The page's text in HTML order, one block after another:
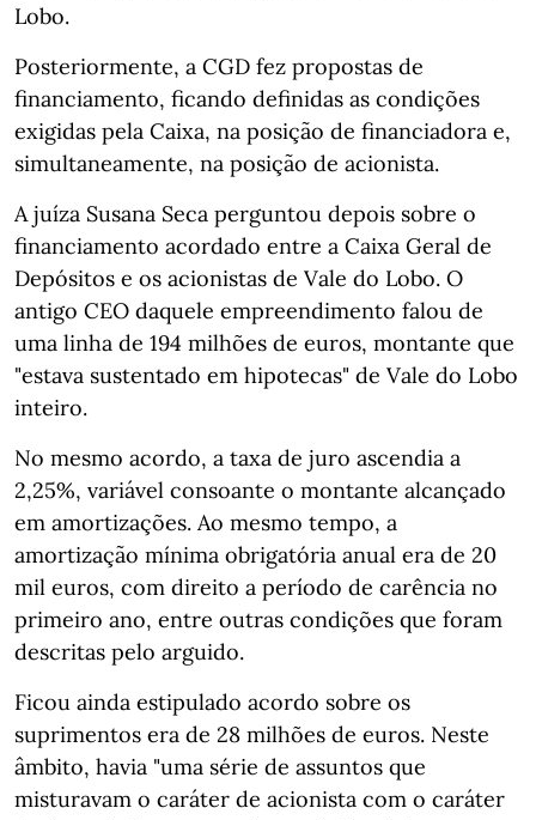
Lobo.
Posteriormente, a CGD fez propostas de
financiamento, ficando definidas as condições
exigidas pela Caixa, na posição de financiadora e,
simultaneamente, na posição de acionista.
A juíza Susana Seca perguntou depois sobre o
financiamento acordado entre a Caixa Geral de
Depósitos e os acionistas de Vale do Lobo. O
antigo CEO daquele empreendimento falou de
uma linha de 194 milhões de euros, montante que
"estava sustentado em hipotecas" de Vale do Lobo
inteiro.
No mesmo acordo, a taxa de juro ascendia a
2,25%, variável consoante o montante alcançado
em amortizações. Ao mesmo tempo, a
amortização mínima obrigatória anual era de 20
mil euros, com direito a período de carência no
primeiro ano, entre outras condições que foram
descritas pelo arguido.
Ficou ainda estipulado acordo sobre os
suprimentos era de 28 milhões de euros. Neste
âmbito, havia "uma série de assuntos que
misturavam o caráter de acionista com o caráter